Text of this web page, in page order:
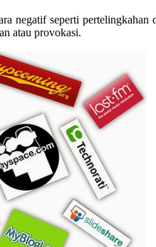
seperti pertelingkahan
atau provokasi.